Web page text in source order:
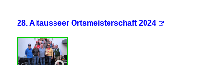
28. Altausseer Ortsmeisterschaft 2024